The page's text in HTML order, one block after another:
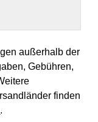
außerhalb der
Gebühren,
finden
.